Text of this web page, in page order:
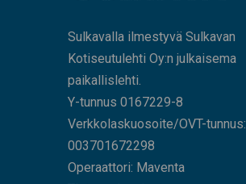
Sulkavalla ilmestyvä Sulkavan
Kotiseutulehti Oy:n julkaisema
paikallislehti.
Y-tunnus 0167229-8
Verkkolaskuosoite/OVT-tunnus:
003701672298
Operaattori: Maventa